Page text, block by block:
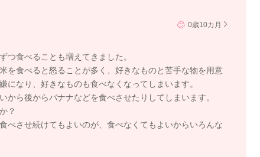
0歳10カ月
つ食べることも増えてきました。
を食べると怒ることが多く、好きなものと苦手な物を用意
なり、好きなものも食べなくなってしまいます。
ら後からバナナなどを食べさせたりしてしまいます。
？
べさせ続けてもよいのが、食べなくてもよいからいろんな